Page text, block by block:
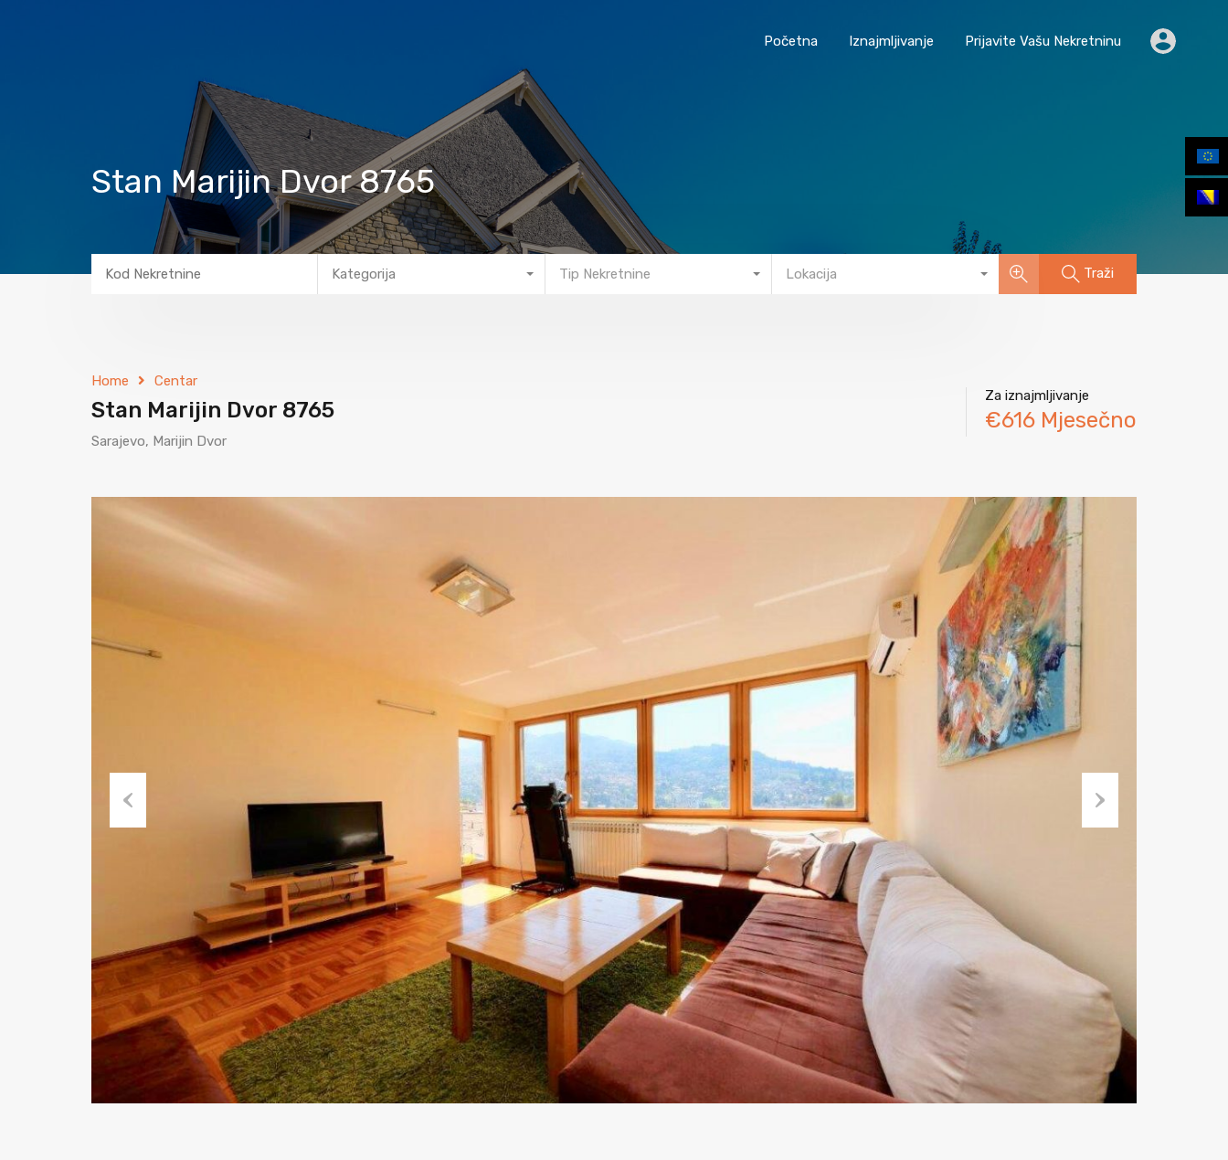
Početna Iznajmljivanje Prijavite Vašu Nekretninu
Početna Iznajmljivanje Prijavite Vašu Nekretninu
Stan Marijin Dvor 8765
Kategorija Tip Nekretnine Lokacija Traži
Home Centar
Stan Marijin Dvor 8765
Sarajevo, Marijin Dvor
Za iznajmljivanje
€616 Mjesečno